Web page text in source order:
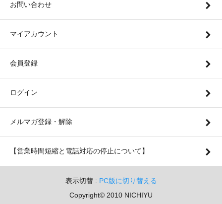
お問い合わせ
マイアカウント
会員登録
ログイン
メルマガ登録・解除
【営業時間短縮と電話対応の停止について】
表示切替 : PC版に切り替える
Copyright© 2010 NICHIYU